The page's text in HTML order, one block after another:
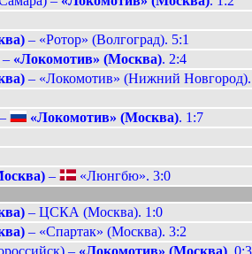
– «Ротор» (Волгоград). 5:1
– «Локомотив» (Москва). 2:4
– «Локомотив» (Нижний Новгород).
«Локомотив» (Москва). 1:7
– «Люнгбю». 3:0
– ЦСКА (Москва). 1:0
– «Спартак» (Москва). 3:2